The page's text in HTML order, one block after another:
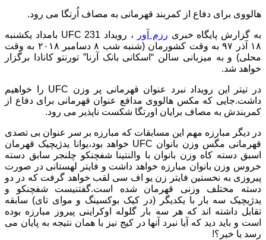
هالووی برای دفاع از کمربند قهرمانی به مصاف اُرتگا می رود.
به گزارش پایگاه خبری رزم آور
، رویداد UFC 231 بامداد یکشنبه
۱۸ آذر ۹۷ به وقت کشورمان (شنبه شب ۸ دسامبر ۲۰۱۸ به وقت
محلی) و به میزبانی سالن “اسکانی بانک آرنا” تورنتو کانادا برگزار
خواهد شد.
در تیتر این رویداد نبرد عنوان قهرمانی پر وزن UFC را خواهیم
داشت.جایی که مکس هالووی مدافع عنوان قهرمانی برای دفاع از
کمربندش به مصاف برایان اورتگا شکست ناپذیر می رود.
در دیگر مبارزه مهم این مسابقات که مبارزه بر سر عنوان بی تصدی
قهرمانی مگس وزن بانوان UFC خواهد بود،یوانا یدژیچیک قهرمان
اسبق دسته کاه وزن بانوان با والنتینا شفچنکو چلنجر سابق دسته
خروس وزن بانوان مبارزه خواهد داشت و فایتر لهستانی در صورت
پیروزی به نخستین فایتر زن یو اف سی لقب خواهد گرفت که در دو
دسته مختلف وزنی قهرمان شده است.گفتنیست شفچنکو و
یدژیچیک سه بار با یکدیگر (در کیک بوکسینگ و موای تای) سابقه
تقابل داشته اند که هر سه بار گلوله اوکراینی پیروز مبارزه بوده
است و باید دید که آیا نبرد آنها در کیج نیز با همان نتیجه به پایان می
رسد یا خیر؟!